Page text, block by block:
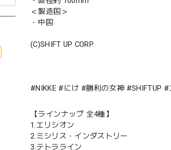
＜製造国＞
・中国
(C)SHIFT UP CORP.
#NIKKE #にけ #勝利の女神 #SHIFTUP
【ラインナップ 全4種】
1.エリシオン
2.ミシリス・インダストリー
3.テトラライン